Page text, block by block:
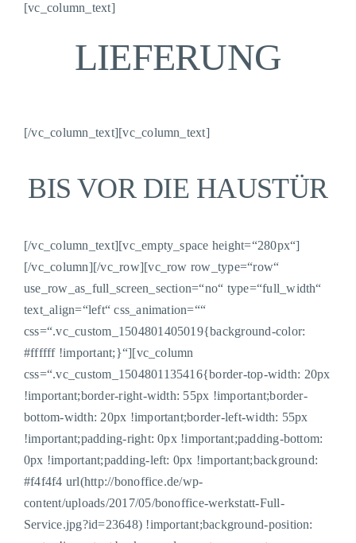
[vc_column_text]
LIEFERUNG
[/vc_column_text][vc_column_text]
BIS VOR DIE HAUSTÜR
[/vc_column_text][vc_empty_space height=“280px“]
[/vc_column][/vc_row][vc_row row_type=“row“
use_row_as_full_screen_section=“no“ type=“full_width“
text_align=“left“ css_animation=““
css=“.vc_custom_1504801405019{background-color:
#ffffff !important;}“][vc_column
css=“.vc_custom_1504801135416{border-top-width: 20px
!important;border-right-width: 55px !important;border-
bottom-width: 20px !important;border-left-width: 55px
!important;padding-right: 0px !important;padding-bottom:
0px !important;padding-left: 0px !important;background:
#f4f4f4 url(http://bonoffice.de/wp-
content/uploads/2017/05/bonoffice-werkstatt-Full-
Service.jpg?id=23648) !important;background-position: